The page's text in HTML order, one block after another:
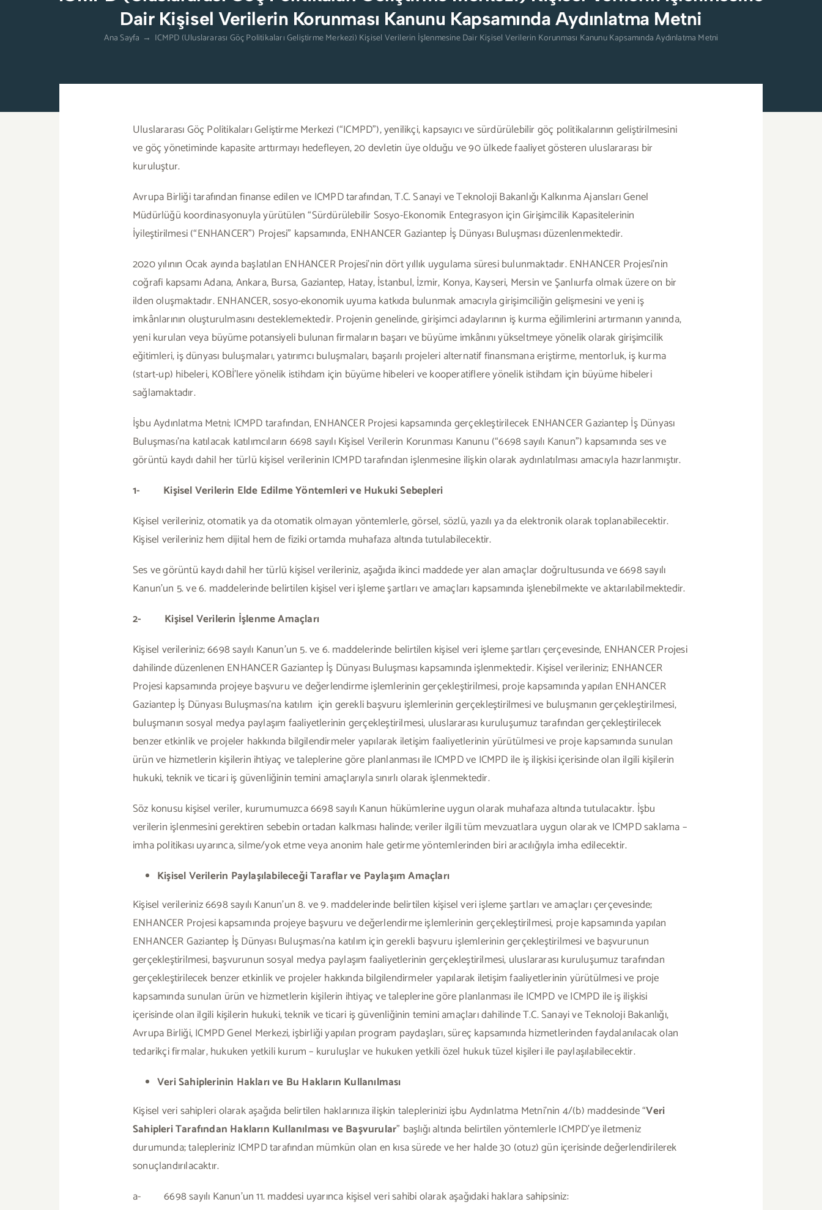
Dair Kişisel Verilerin Korunması Kanunu Kapsamında Aydınlatma Metni
Ana Sayfa → ICMPD (Uluslararası Göç Politikaları Geliştirme Merkezi) Kişisel Verilerin İşlenmesine Dair Kişisel Verilerin Korunması Kanunu Kapsamında Aydınlatma Metni
Uluslararası Göç Politikaları Geliştirme Merkezi (“ICMPD”), yenilikçi, kapsayıcı ve sürdürülebilir göç politikalarının geliştirilmesini
ve göç yönetiminde kapasite arttırmayı hedefleyen, 20 devletin üye olduğu ve 90 ülkede faaliyet gösteren uluslararası bir
kuruluştur.
Avrupa Birliği tarafından finanse edilen ve ICMPD tarafından, T.C. Sanayi ve Teknoloji Bakanlığı Kalkınma Ajansları Genel
Müdürlüğü koordinasyonuyla yürütülen “Sürdürülebilir Sosyo-Ekonomik Entegrasyon için Girişimcilik Kapasitelerinin
İyileştirilmesi (“ENHANCER”) Projesi” kapsamında, ENHANCER Gaziantep İş Dünyası Buluşması düzenlenmektedir.
2020 yılının Ocak ayında başlatılan ENHANCER Projesi’nin dört yıllık uygulama süresi bulunmaktadır. ENHANCER Projesi’nin
coğrafi kapsamı Adana, Ankara, Bursa, Gaziantep, Hatay, İstanbul, İzmir, Konya, Kayseri, Mersin ve Şanlıurfa olmak üzere on bir
ilden oluşmaktadır. ENHANCER, sosyo-ekonomik uyuma katkıda bulunmak amacıyla girişimciliğin gelişmesini ve yeni iş
imkânlarının oluşturulmasını desteklemektedir. Projenin genelinde, girişimci adaylarının iş kurma eğilimlerini artırmanın yanında,
yeni kurulan veya büyüme potansiyeli bulunan firmaların başarı ve büyüme imkânını yükseltmeye yönelik olarak girişimcilik
eğitimleri, iş dünyası buluşmaları, yatırımcı buluşmaları, başarılı projeleri alternatif finansmana eriştirme, mentorluk, iş kurma
(start-up) hibeleri, KOBİ’lere yönelik istihdam için büyüme hibeleri ve kooperatiflere yönelik istihdam için büyüme hibeleri
sağlamaktadır.
İşbu Aydınlatma Metni; ICMPD tarafından, ENHANCER Projesi kapsamında gerçekleştirilecek ENHANCER Gaziantep İş Dünyası
Buluşması’na katılacak katılımcıların 6698 sayılı Kişisel Verilerin Korunması Kanunu (“6698 sayılı Kanun”) kapsamında ses ve
görüntü kaydı dahil her türlü kişisel verilerinin ICMPD tarafından işlenmesine ilişkin olarak aydınlatılması amacıyla hazırlanmıştır.
1- Kişisel Verilerin Elde Edilme Yöntemleri ve Hukuki Sebepleri
Kişisel verileriniz, otomatik ya da otomatik olmayan yöntemlerle, görsel, sözlü, yazılı ya da elektronik olarak toplanabilecektir.
Kişisel verileriniz hem dijital hem de fiziki ortamda muhafaza altında tutulabilecektir.
Ses ve görüntü kaydı dahil her türlü kişisel verileriniz, aşağıda ikinci maddede yer alan amaçlar doğrultusunda ve 6698 sayılı
Kanun’un 5. ve 6. maddelerinde belirtilen kişisel veri işleme şartları ve amaçları kapsamında işlenebilmekte ve aktarılabilmektedir.
2- Kişisel Verilerin İşlenme Amaçları
Kişisel verileriniz; 6698 sayılı Kanun’un 5. ve 6. maddelerinde belirtilen kişisel veri işleme şartları çerçevesinde, ENHANCER Projesi
dahilinde düzenlenen ENHANCER Gaziantep İş Dünyası Buluşması kapsamında işlenmektedir. Kişisel verileriniz; ENHANCER
Projesi kapsamında projeye başvuru ve değerlendirme işlemlerinin gerçekleştirilmesi, proje kapsamında yapılan ENHANCER
Gaziantep İş Dünyası Buluşması’na katılım için gerekli başvuru işlemlerinin gerçekleştirilmesi ve buluşmanın gerçekleştirilmesi,
buluşmanın sosyal medya paylaşım faaliyetlerinin gerçekleştirilmesi, uluslararası kuruluşumuz tarafından gerçekleştirilecek
benzer etkinlik ve projeler hakkında bilgilendirmeler yapılarak iletişim faaliyetlerinin yürütülmesi ve proje kapsamında sunulan
ürün ve hizmetlerin kişilerin ihtiyaç ve taleplerine göre planlanması ile ICMPD ve ICMPD ile iş ilişkisi içerisinde olan ilgili kişilerin
hukuki, teknik ve ticari iş güvenliğinin temini amaçlarıyla sınırlı olarak işlenmektedir.
Söz konusu kişisel veriler, kurumumuzca 6698 sayılı Kanun hükümlerine uygun olarak muhafaza altında tutulacaktır. İşbu
verilerin işlenmesini gerektiren sebebin ortadan kalkması halinde; veriler ilgili tüm mevzuatlara uygun olarak ve ICMPD saklama –
imha politikası uyarınca, silme/yok etme veya anonim hale getirme yöntemlerinden biri aracılığıyla imha edilecektir.
Kişisel Verilerin Paylaşılabileceği Taraflar ve Paylaşım Amaçları
Kişisel verileriniz 6698 sayılı Kanun’un 8. ve 9. maddelerinde belirtilen kişisel veri işleme şartları ve amaçları çerçevesinde;
ENHANCER Projesi kapsamında projeye başvuru ve değerlendirme işlemlerinin gerçekleştirilmesi, proje kapsamında yapılan
ENHANCER Gaziantep İş Dünyası Buluşması’na katılım için gerekli başvuru işlemlerinin gerçekleştirilmesi ve başvurunun
gerçekleştirilmesi, başvurunun sosyal medya paylaşım faaliyetlerinin gerçekleştirilmesi, uluslararası kuruluşumuz tarafından
gerçekleştirilecek benzer etkinlik ve projeler hakkında bilgilendirmeler yapılarak iletişim faaliyetlerinin yürütülmesi ve proje
kapsamında sunulan ürün ve hizmetlerin kişilerin ihtiyaç ve taleplerine göre planlanması ile ICMPD ve ICMPD ile iş ilişkisi
içerisinde olan ilgili kişilerin hukuki, teknik ve ticari iş güvenliğinin temini amaçları dahilinde T.C. Sanayi ve Teknoloji Bakanlığı,
Avrupa Birliği, ICMPD Genel Merkezi, işbirliği yapılan program paydaşları, süreç kapsamında hizmetlerinden faydalanılacak olan
tedarikçi firmalar, hukuken yetkili kurum – kuruluşlar ve hukuken yetkili özel hukuk tüzel kişileri ile paylaşılabilecektir.
Veri Sahiplerinin Hakları ve Bu Hakların Kullanılması
Kişisel veri sahipleri olarak aşağıda belirtilen haklarınıza ilişkin taleplerinizi işbu Aydınlatma Metni’nin 4/(b) maddesinde “Veri
Sahipleri Tarafından Hakların Kullanılması ve Başvurular” başlığı altında belirtilen yöntemlerle ICMPD’ye iletmeniz
durumunda; talepleriniz ICMPD tarafından mümkün olan en kısa sürede ve her halde 30 (otuz) gün içerisinde değerlendirilerek
sonuçlandırılacaktır.
a- 6698 sayılı Kanun’un 11. maddesi uyarınca kişisel veri sahibi olarak aşağıdaki haklara sahipsiniz: